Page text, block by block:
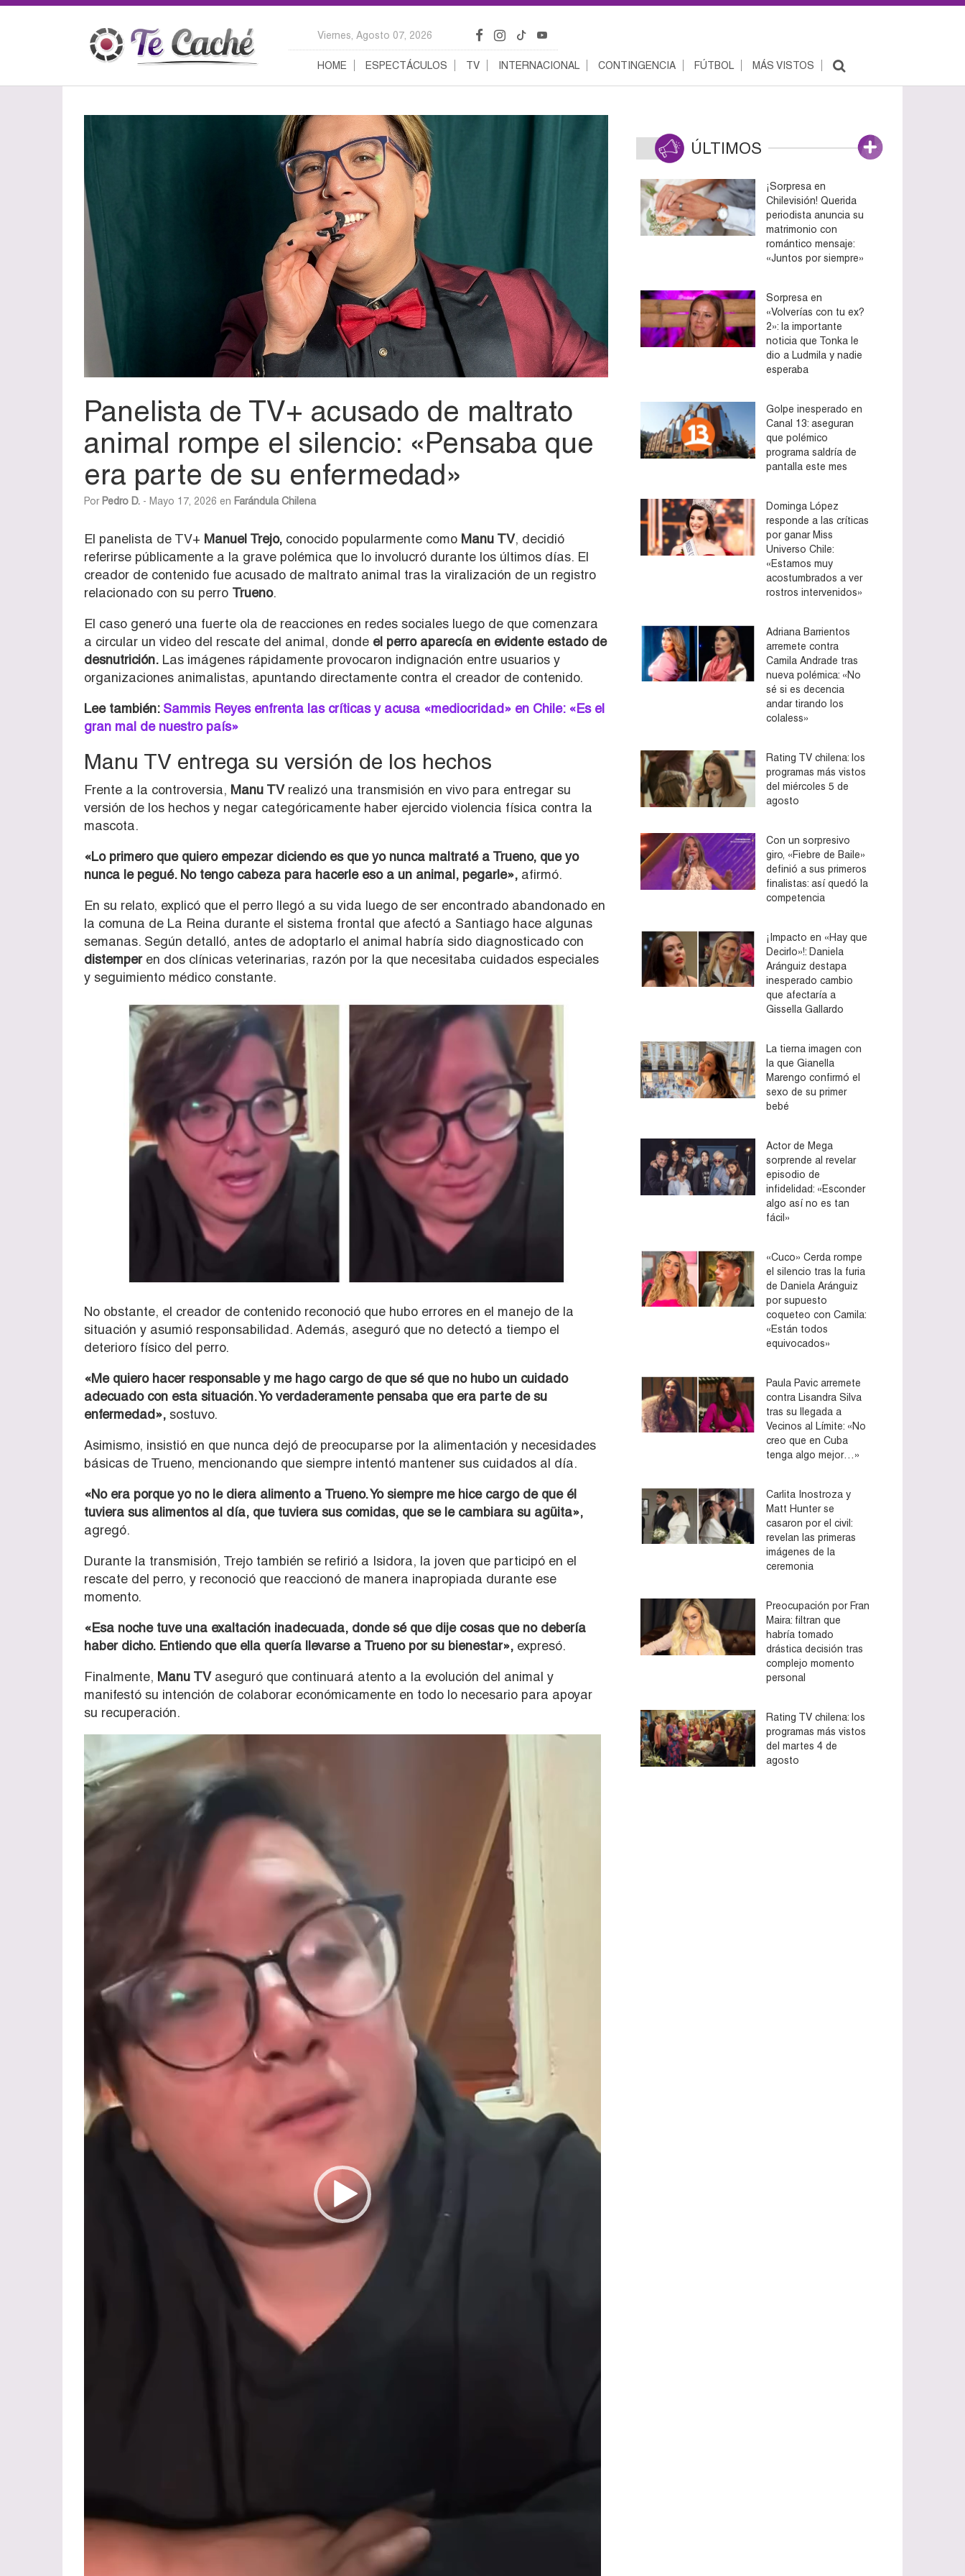
Viernes, Agosto 07, 2026
HOME ESPECTÁCULOS TV INTERNACIONAL CONTINGENCIA FÚTBOL MÁS VISTOS
Panelista de TV+ acusado de maltrato
animal rompe el silencio: «Pensaba que
era parte de su enfermedad»
Por Pedro D. - Mayo 17, 2026 en Farándula Chilena
El panelista de TV+ Manuel Trejo, conocido popularmente como Manu TV, decidió
referirse públicamente a la grave polémica que lo involucró durante los últimos días. El
creador de contenido fue acusado de maltrato animal tras la viralización de un registro
relacionado con su perro Trueno.
El caso generó una fuerte ola de reacciones en redes sociales luego de que comenzara
a circular un video del rescate del animal, donde el perro aparecía en evidente estado de
desnutrición. Las imágenes rápidamente provocaron indignación entre usuarios y
organizaciones animalistas, apuntando directamente contra el creador de contenido.
Lee también: Sammis Reyes enfrenta las críticas y acusa «mediocridad» en Chile: «Es el
gran mal de nuestro país»
Manu TV entrega su versión de los hechos
Frente a la controversia, Manu TVrealizó una transmisión en vivo para entregar su
versión de los hechos y negar categóricamente haber ejercido violencia física contra la
mascota.
«Lo primero que quiero empezar diciendo es que yo nunca maltraté a Trueno, que yo
nunca le pegué. No tengo cabeza para hacerle eso a un animal, pegarle», afirmó.
En su relato, explicó que el perro llegó a su vida luego de ser encontrado abandonado en
la comuna de La Reina durante el sistema frontal que afectó a Santiago hace algunas
semanas. Según detalló, antes de adoptarlo el animal habría sido diagnosticado con
distemperen dos clínicas veterinarias, razón por la que necesitaba cuidados especiales
y seguimiento médico constante.
No obstante, el creador de contenido reconoció que hubo errores en el manejo de la
situación y asumió responsabilidad. Además, aseguró que no detectó a tiempo el
deterioro físico del perro.
«Me quiero hacer responsable y me hago cargo de que sé que no hubo un cuidado
adecuado con esta situación. Yo verdaderamente pensaba que era parte de su
enfermedad», sostuvo.
Asimismo, insistió en que nunca dejó de preocuparse por la alimentación y necesidades
básicas de Trueno, mencionando que siempre intentó mantener sus cuidados al día.
«No era porque yo no le diera alimento a Trueno. Yo siempre me hice cargo de que él
tuviera sus alimentos al día, que tuviera sus comidas, que se le cambiara su agüita»,
agregó.
Durante la transmisión, Trejo también se refirió a Isidora, la joven que participó en el
rescate del perro, y reconoció que reaccionó de manera inapropiada durante ese
momento.
«Esa noche tuve una exaltación inadecuada, donde sé que dije cosas que no debería
haber dicho. Entiendo que ella quería llevarse a Trueno por su bienestar», expresó.
Finalmente, Manu TVaseguró que continuará atento a la evolución del animal y
manifestó su intención de colaborar económicamente en todo lo necesario para apoyar
su recuperación.
de
vídeo
ÚLTIMOS
¡Sorpresa en
Chilevisión! Querida
periodista anuncia su
matrimonio con
romántico mensaje:
«Juntos por siempre»
Sorpresa en
«Volverías con tu ex?
2»: la importante
noticia que Tonka le
dio a Ludmila y nadie
esperaba
Golpe inesperado en
Canal 13: aseguran
que polémico
programa saldría de
pantalla este mes
Dominga López
responde a las críticas
por ganar Miss
Universo Chile:
«Estamos muy
acostumbrados a ver
rostros intervenidos»
Adriana Barrientos
arremete contra
Camila Andrade tras
nueva polémica: «No
sé si es decencia
andar tirando los
colaless»
Rating TV chilena: los
programas más vistos
del miércoles 5 de
agosto
Con un sorpresivo
giro, «Fiebre de Baile»
definió a sus primeros
finalistas: así quedó la
competencia
¡Impacto en «Hay que
Decirlo»!: Daniela
Aránguiz destapa
inesperado cambio
que afectaría a
Gissella Gallardo
La tierna imagen con
la que Gianella
Marengo confirmó el
sexo de su primer
bebé
Actor de Mega
sorprende al revelar
episodio de
infidelidad: «Esconder
algo así no es tan
fácil»
«Cuco» Cerda rompe
el silencio tras la furia
de Daniela Aránguiz
por supuesto
coqueteo con Camila:
«Están todos
equivocados»
Paula Pavic arremete
contra Lisandra Silva
tras su llegada a
Vecinos al Límite: «No
creo que en Cuba
tenga algo mejor…»
Carlita Inostroza y
Matt Hunter se
casaron por el civil:
revelan las primeras
imágenes de la
ceremonia
Preocupación por Fran
Maira: filtran que
habría tomado
drástica decisión tras
complejo momento
personal
Rating TV chilena: los
programas más vistos
del martes 4 de
agosto